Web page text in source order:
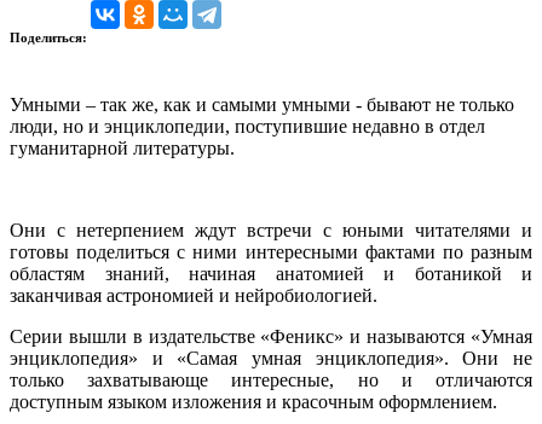
Поделиться:
Умными – так же, как и самыми умными - бывают не только
люди, но и энциклопедии, поступившие недавно в отдел
гуманитарной литературы.
Они с нетерпением ждут встречи с юными читателями и
готовы поделиться с ними интересными фактами по разным
областям знаний, начиная анатомией и ботаникой и
заканчивая астрономией и нейробиологией.
Серии вышли в издательстве «Феникс» и называются «Умная
энциклопедия» и «Самая умная энциклопедия». Они не
только захватывающе интересные, но и отличаются
доступным языком изложения и красочным оформлением.